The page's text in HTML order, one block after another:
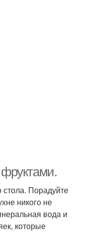
Порадуйте
никого не
вода и
которые